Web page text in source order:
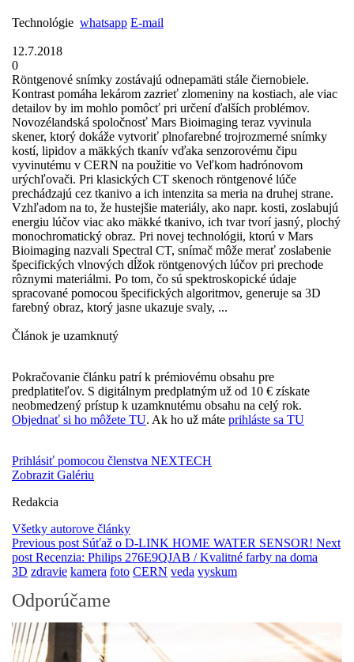
Technológie whatsapp E-mail
12.7.2018
0
Röntgenové snímky zostávajú odnepamäti stále čiernobiele.
Kontrast pomáha lekárom zazrieť zlomeniny na kostiach, ale viac
detailov by im mohlo pomôcť pri určení ďalších problémov.
Novozélandská spoločnosť Mars Bioimaging teraz vyvinula
skener, ktorý dokáže vytvoriť plnofarebné trojrozmerné snímky
kostí, lipidov a mäkkých tkanív vďaka senzorovému čipu
vyvinutému v CERN na použitie vo Veľkom hadrónovom
urýchľovači. Pri klasických CT skenoch röntgenové lúče
prechádzajú cez tkanivo a ich intenzita sa meria na druhej strane.
Vzhľadom na to, že hustejšie materiály, ako napr. kosti, zoslabujú
energiu lúčov viac ako mäkké tkanivo, ich tvar tvorí jasný, plochý
monochromatický obraz. Pri novej technológii, ktorú v Mars
Bioimaging nazvali Spectral CT, snímač môže merať zoslabenie
špecifických vlnových dĺžok röntgenových lúčov pri prechode
rôznymi materiálmi. Po tom, čo sú spektroskopické údaje
spracované pomocou špecifických algoritmov, generuje sa 3D
farebný obraz, ktorý jasne ukazuje svaly, ...
Článok je uzamknutý
Pokračovanie článku patrí k prémiovému obsahu pre
predplatiteľov. S digitálnym predplatným už od 10 € získate
neobmedzený prístup k uzamknutému obsahu na celý rok.
Objednať si ho môžete TU. Ak ho už máte prihláste sa TU
Prihlásiť pomocou členstva NEXTECH
Zobrazit Galériu
Redakcia
Všetky autorove články
Previous post Súťaž o D-LINK HOME WATER SENSOR! Next
post Recenzia: Philips 276E9QJAB / Kvalitné farby na doma
3D zdravie kamera foto CERN veda vyskum
Odporúčame